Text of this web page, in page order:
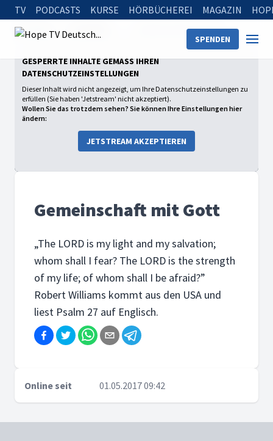
TV PODCASTS KURSE HÖRBÜCHEREI MAGAZIN
SPENDEN
Startseite Gemeinschaft mit Gott
GESPERRTE INHALTE GEMÄSS IHREN D
ATENSCHUTZEINSTELLUNGEN
Dieser Inhalt wird nicht angezeigt, um Ihre Datenschutzeinstellungen zu
erfüllen (Sie haben 'Jetstream' nicht akzeptiert).
Wollen Sie das trotzdem sehen? Sie können Ihre Einstellungen hier
ändern:
JETSTREAM AKZEPTIEREN
Gemeinschaft mit Gott
„The LORD is my light and my salvation;
whom shall I fear? The LORD is the strength
of my life; of whom shall I be afraid?”
Robert Williams kommt aus den USA und
liest Psalm 27 auf Englisch.
Online seit 01.05.2017 09:42